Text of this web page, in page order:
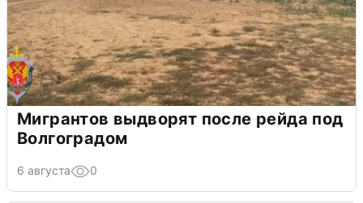
Мигрантов выдворят после рейда под
Волгоградом
6 августа 0